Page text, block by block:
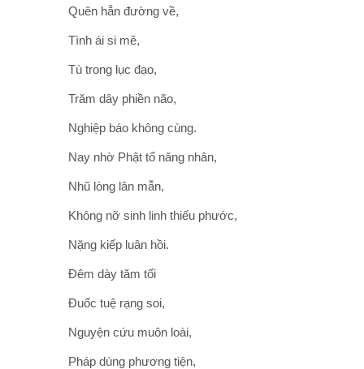
Quên hẳn đường về,
Tình ái si mê,
Tù trong lục đạo,
Trăm dây phiền não,
Nghiệp báo không cùng.
Nay nhờ Phật tổ năng nhân,
Nhũ lòng lân mẫn,
Không nỡ sinh linh thiếu phước,
Nặng kiếp luân hồi.
Đêm dày tăm tối
Đuốc tuệ rạng soi,
Nguyện cứu muôn loài,
Pháp dùng phương tiện,